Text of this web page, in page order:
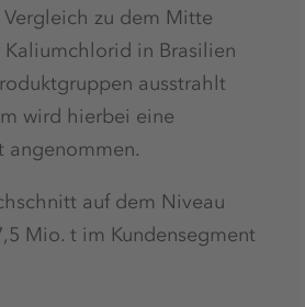
zu dem Mitte
Kaliumchlorid in Brasilien
ausstrahlt
wird hierbei eine
angenommen.
auf dem Niveau
Mio. t im Kundensegment